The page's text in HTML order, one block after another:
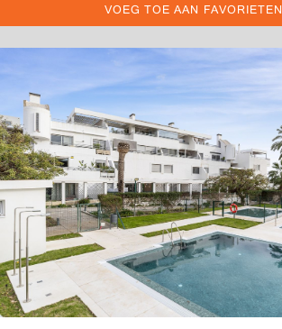
VOEG TOE AAN FAVORIETEN